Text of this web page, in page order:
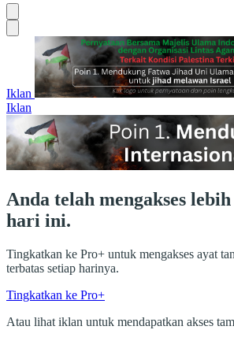
Iklan
Iklan
Anda telah mengakses
hari ini.
Tingkatkan ke Pro+ untuk mengakses ayat
terbatas setiap harinya.
Tingkatkan ke Pro+
Atau lihat iklan untuk mendapatkan akses